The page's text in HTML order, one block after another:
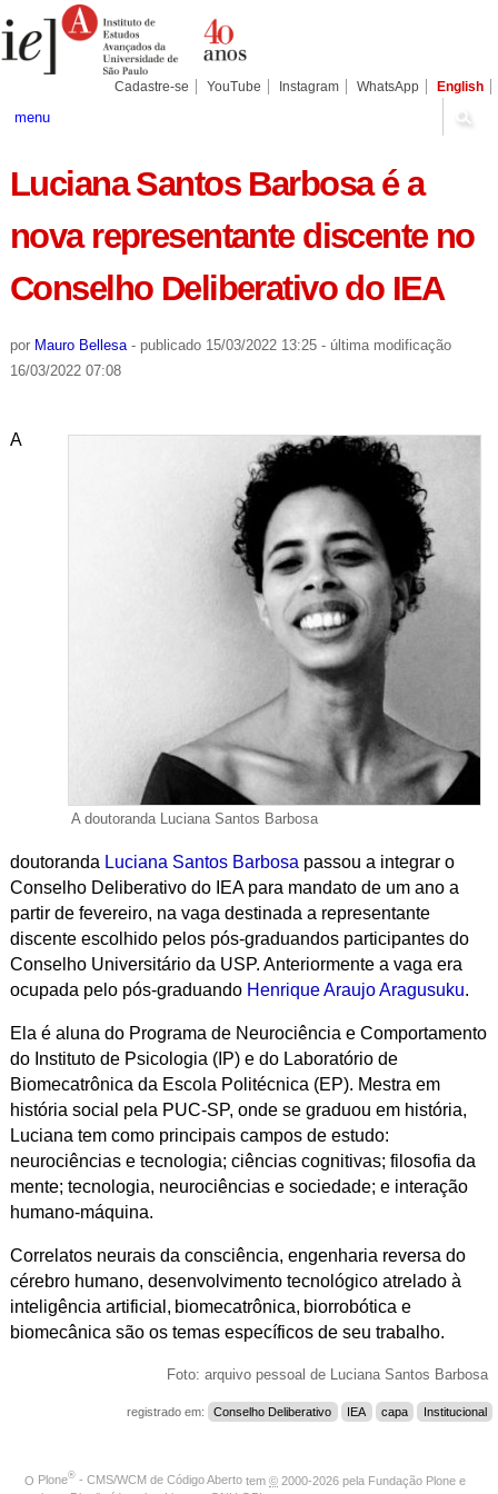
para
conteúdo.
Pessoais
Cadastre-se YouTube Instagram WhatsApp English
menu
Luciana Santos Barbosa é a
nova representante discente no
Conselho Deliberativo do IEA
por Mauro Bellesa - publicado15/03/2022 13:25 - última modificação
16/03/2022 07:08
A doutoranda Luciana Santos Barbosa
A
doutoranda Luciana Santos Barbosa passou a integrar o
Conselho Deliberativo do IEA para mandato de um ano a
partir de fevereiro, na vaga destinada a representante
discente escolhido pelos pós-graduandos participantes do
Conselho Universitário da USP. Anteriormente a vaga era
ocupada pelo pós-graduando Henrique Araujo Aragusuku.
Ela é aluna do Programa de Neurociência e Comportamento
do Instituto de Psicologia (IP) e do Laboratório de
Biomecatrônica da Escola Politécnica (EP). Mestra em
história social pela PUC-SP, onde se graduou em história,
Luciana tem como principais campos de estudo:
neurociências e tecnologia; ciências cognitivas; filosofia da
mente; tecnologia, neurociências e sociedade; e interação
humano-máquina.
Correlatos neurais da consciência, engenharia reversa do
cérebro humano, desenvolvimento tecnológico atrelado à
inteligência artificial, biomecatrônica, biorrobótica e
biomecânica são os temas específicos de seu trabalho.
Foto: arquivo pessoal de Luciana Santos Barbosa
registrado em: Conselho Deliberativo IEA capa Institucional
O Plone® - CMS/WCM de Código Aberto tem © 2000-2026 pela Fundação Plone e